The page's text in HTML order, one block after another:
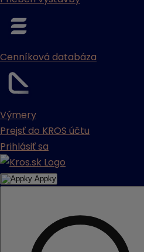
Cenníková databáza
Výmery
Prejsť do KROS účtu
Prihlásiť sa
Appky